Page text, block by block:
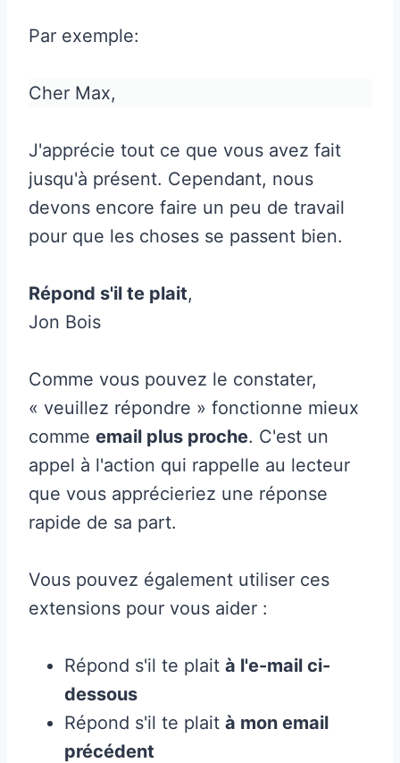
Par exemple:
Cher Max,
J'apprécie tout ce que vous avez fait
jusqu'à présent. Cependant, nous
devons encore faire un peu de travail
pour que les choses se passent bien.
Répond s'il te plait,
Jon Bois
Comme vous pouvez le constater,
« veuillez répondre » fonctionne mieux
comme email plus proche. C'est un
appel à l'action qui rappelle au lecteur
que vous apprécieriez une réponse
rapide de sa part.
Vous pouvez également utiliser ces
extensions pour vous aider :
Répond s'il te plait à l'e-mail ci-
dessous
Répond s'il te plait à mon email
précédent